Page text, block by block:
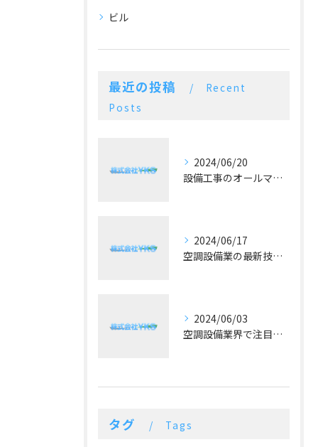
ビル
最近の投稿
Recent
Posts
2024/06/20
設備工事のオールマイティー！施工実績豊富な空調設備業
2024/06/17
空調設備業の最新技術と予算に合った提案が好評！
2024/06/03
空調設備業界で注目！冷暖房の最新トレンドとは？
タグ Tags